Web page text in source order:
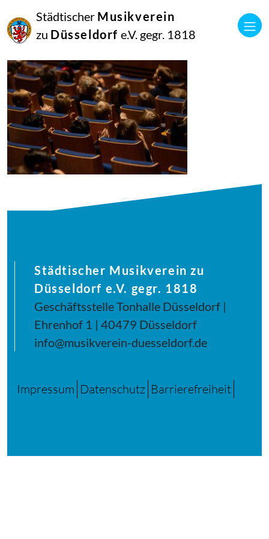
Städtischer Musikverein
zu Düsseldorf e.V. gegr. 1818
Juli
2025
Manfred Hill
Städtischer Musikverein zu
Düsseldorf e.V. gegr. 1818
Geschäftsstelle Tonhalle Düsseldorf |
Ehrenhof 1 | 40479 Düsseldorf
info@musikverein-duesseldorf.de
Impressum Datenschutz Barrierefreiheit